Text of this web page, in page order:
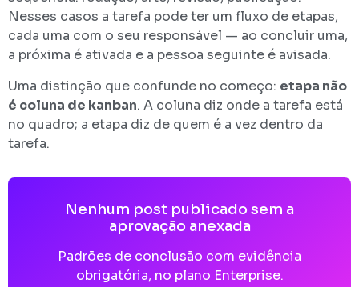
Nesses casos a tarefa pode ter um fluxo de etapas,
cada uma com o seu responsável — ao concluir uma,
a próxima é ativada e a pessoa seguinte é avisada.
Uma distinção que confunde no começo: etapa não
é coluna de kanban. A coluna diz onde a tarefa está
no quadro; a etapa diz de quem é a vez dentro da
tarefa.
Nenhum post publicado sem a
aprovação anexada
Padrões de conclusão com evidência
obrigatória, no plano Enterprise.